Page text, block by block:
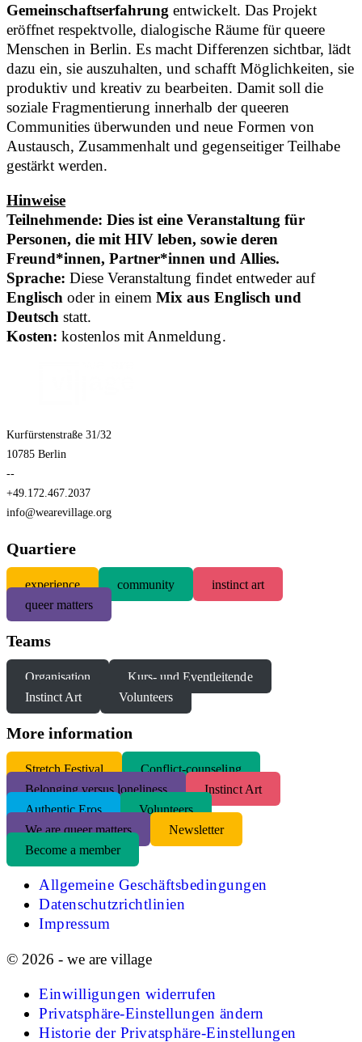
Gemeinschaftserfahrung entwickelt. Das Projekt
eröffnet respektvolle, dialogische Räume für queere
Menschen in Berlin. Es macht Differenzen sichtbar, lädt
dazu ein, sie auszuhalten, und schafft Möglichkeiten, sie
produktiv und kreativ zu bearbeiten. Damit soll die
soziale Fragmentierung innerhalb der queeren
Communities überwunden und neue Formen von
Austausch, Zusammenhalt und gegenseitiger Teilhabe
gestärkt werden.
Hinweise
Teilnehmende: Dies ist eine Veranstaltung für
Personen, die mit HIV leben, sowie deren
Freund*innen, Partner*innen und Allies.
Sprache: Diese Veranstaltung findet entweder auf
Englisch oder in einemMix aus Englisch und
Deutsch statt.
Kosten: kostenlos mit Anmeldung.
Kurfürstenstraße 31/32
10785 Berlin
--
+49.172.467.2037
info@wearevillage.org
Quartiere
experience community
instinct art
queer matters
Teams
Organisation
Kurs- und Eventleitende
Instinct Art
Volunteers
More information
Stretch Festival
Conflict-counseling
Belonging versus loneliness
Instinct Art
Authentic Eros
Volunteers
We are queer matters
Newsletter
Become a member
Allgemeine Geschäftsbedingungen
Datenschutzrichtlinien
Impressum
© 2026 - we are village
Einwilligungen widerrufen
Privatsphäre-Einstellungen ändern
Historie der Privatsphäre-Einstellungen